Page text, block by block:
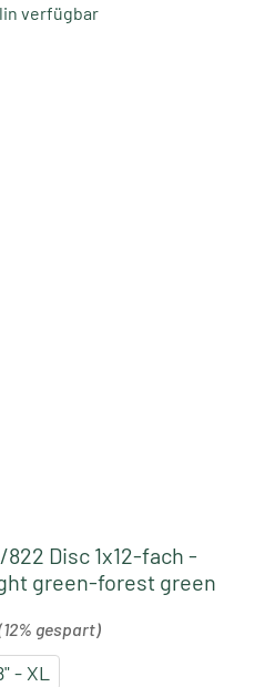
verfügbar
822 Disc 1x12-fach -
green-forest green
gespart)
- XL